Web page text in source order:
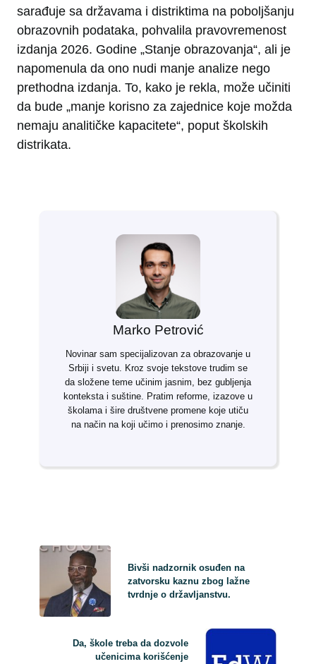
sarađuje sa državama i distriktima na poboljšanju
obrazovnih podataka, pohvalila pravovremenost
izdanja 2026. Godine „Stanje obrazovanja“, ali je
napomenula da ono nudi manje analize nego
prethodna izdanja. To, kako je rekla, može učiniti
da bude „manje korisno za zajednice koje možda
nemaju analitičke kapacitete“, poput školskih
distrikata.
Marko Petrović
Novinar sam specijalizovan za obrazovanje u
Srbiji i svetu. Kroz svoje tekstove trudim se
da složene teme učinim jasnim, bez gubljenja
konteksta i suštine. Pratim reforme, izazove u
školama i šire društvene promene koje utiču
na način na koji učimo i prenosimo znanje.
Bivši nadzornik osuđen na
zatvorsku kaznu zbog lažne
tvrdnje o državljanstvu.
Da, škole treba da dozvole
učenicima korišćenje